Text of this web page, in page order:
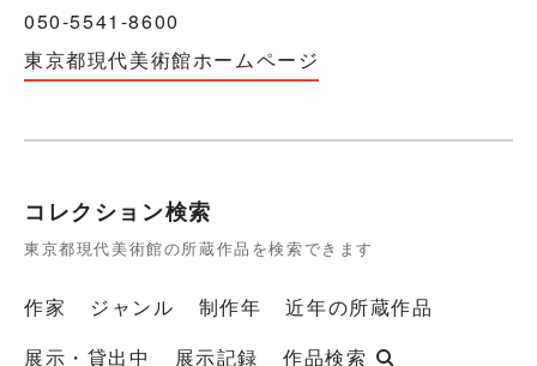
050-5541-8600
東京都現代美術館ホームページ
コレクション検索
東京都現代美術館の所蔵作品を検索できます
作家 ジャンル 制作年
近年の所蔵作品
展示・貸出中
展示記録 作品検索